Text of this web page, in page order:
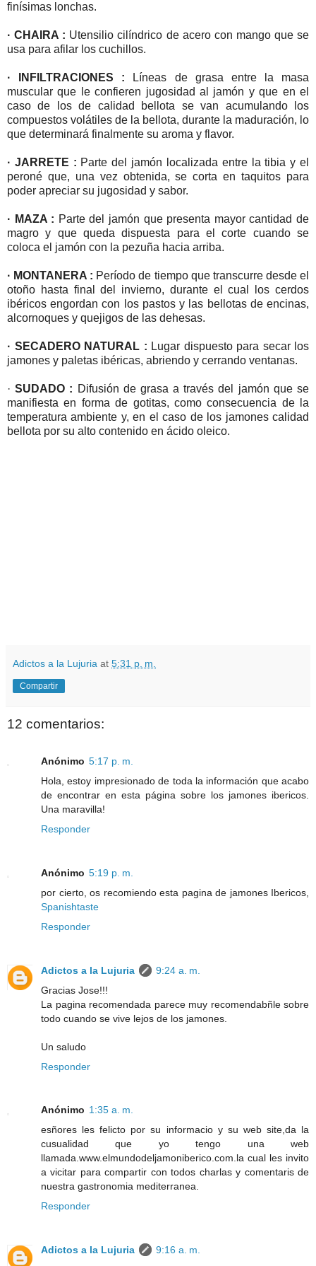
finísimas lonchas.
· CHAIRA : Utensilio cilíndrico de acero con mango que se
usa para afilar los cuchillos.
· INFILTRACIONES : Líneas de grasa entre la masa
muscular que le confieren jugosidad al jamón y que en el
caso de los de calidad bellota se van acumulando los
compuestos volátiles de la bellota, durante la maduración, lo
que determinará finalmente su aroma y flavor.
· JARRETE : Parte del jamón localizada entre la tibia y el
peroné que, una vez obtenida, se corta en taquitos para
poder apreciar su jugosidad y sabor.
· MAZA : Parte del jamón que presenta mayor cantidad de
magro y que queda dispuesta para el corte cuando se
coloca el jamón con la pezuña hacia arriba.
· MONTANERA : Período de tiempo que transcurre desde el
otoño hasta final del invierno, durante el cual los cerdos
ibéricos engordan con los pastos y las bellotas de encinas,
alcornoques y quejigos de las dehesas.
· SECADERO NATURAL : Lugar dispuesto para secar los
jamones y paletas ibéricas, abriendo y cerrando ventanas.
· SUDADO : Difusión de grasa a través del jamón que se
manifiesta en forma de gotitas, como consecuencia de la
temperatura ambiente y, en el caso de los jamones calidad
bellota por su alto contenido en ácido oleico.
Adictos a la Lujuria at 5:31 p. m.
Compartir
12 comentarios:
Anónimo 5:17 p. m.
Hola, estoy impresionado de toda la información que acabo
de encontrar en esta página sobre los jamones ibericos.
Una maravilla!
Responder
Anónimo 5:19 p. m.
por cierto, os recomiendo esta pagina de jamones Ibericos,
Spanishtaste
Responder
Adictos a la Lujuria
9:24 a. m.
Gracias Jose!!!
La pagina recomendada parece muy recomendabñle sobre
todo cuando se vive lejos de los jamones.
Un saludo
Responder
Anónimo 1:35 a. m.
esñores les felicto por su informacio y su web site,da la
cusualidad que yo tengo una web
llamada.www.elmundodeljamoniberico.com.la cual les invito
a vicitar para compartir con todos charlas y comentaris de
nuestra gastronomia mediterranea.
Responder
Adictos a la Lujuria
9:16 a. m.